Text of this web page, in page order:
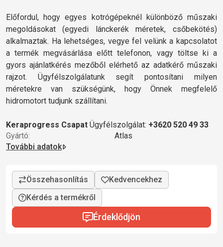
Előfordul, hogy egyes kotrógépeknél különböző műszaki
megoldásokat (egyedi lánckerék méretek, csőbekötés)
alkalmaztak. Ha lehetséges, vegye fel velünk a kapcsolatot
a termék megvásárlása előtt telefonon, vagy töltse ki a
gyors ajánlatkérés mezőből elérhető az adatkérő műszaki
rajzot. Ügyfélszolgálatunk segít pontosítani milyen
méretekre van szükségünk, hogy Önnek megfelelő
hidromotort tudjunk szállítani.
Keraprogress Csapat Ügyfélszolgálat: +3620 520 49 33
Gyártó:
Atlas
További adatok
Kérdés a termékről
Érdeklődjön